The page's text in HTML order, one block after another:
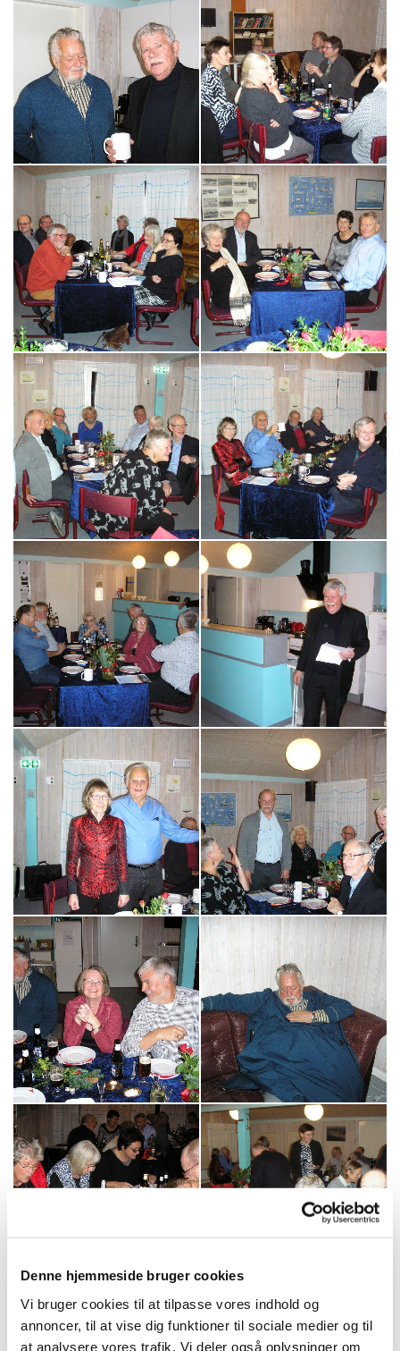
Denne hjemmeside bruger cookies
Vi bruger cookies til at tilpasse vores indhold og
annoncer, til at vise dig funktioner til sociale medier og til
at analysere vores trafik. Vi deler også oplysninger om